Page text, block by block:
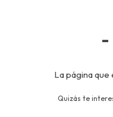
-
La página que
Quizás te